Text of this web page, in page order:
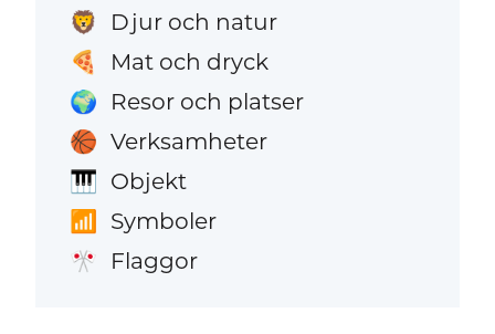
🦁 Djur och natur
🍕 Mat och dryck
🌍 Resor och platser
🏀 Verksamheter
🎹 Objekt
📶 Symboler
🎌 Flaggor